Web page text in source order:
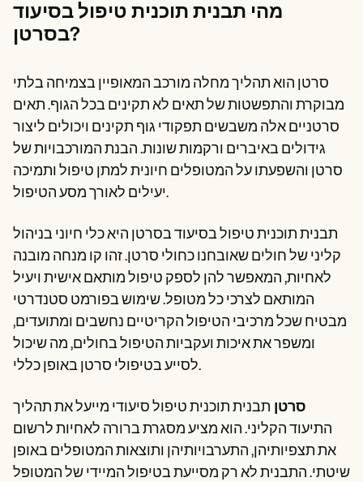
Help Center
Demos
Switch to Carepatron
Become a Partner
Why Carepatron?
Login
Get started
מהי תבנית תוכנית טיפול בסיעוד
בסרטן?
סרטן הוא תהליך מחלה מורכב המאופיין בצמיחה בלתי
מבוקרת והתפשטות של תאים לא תקינים בכל הגוף. תאים
סרטניים אלה משבשים תפקודי גוף תקינים ויכולים ליצור
גידולים באיברים ורקמות שונות. הבנת המורכבויות של
סרטן והשפעתו על המטופלים חיונית למתן טיפול ותמיכה
יעילים לאורך מסע הטיפול.
תבנית תוכנית טיפול בסיעוד בסרטן היא כלי חיוני בניהול
קליני של חולים שאובחנו כחולי סרטן. זהו קו מנחה מובנה
לאחיות, המאפשר להן לספק טיפול מותאם אישית ויעיל
המותאם לצרכי כל מטופל. שימוש בפורמט סטנדרטי
מבטיח שכל מרכיבי הטיפול הקריטיים נחשבים ומתועדים,
ומשפר את איכות ועקביות הטיפול בחולים, מה שיכול
לסייע בטיפולי סרטן באופן כללי.
סרטן תבנית תוכנית טיפול סיעודי מייעל את תהליך
התיעוד הקליני. הוא מציע מסגרת ברורה לאחיות לרשום
את תצפיותיהן, התערבויותיהן ותוצאות המטופלים באופן
שיטתי. התבנית לא רק מסייעת בטיפול המיידי של המטופל